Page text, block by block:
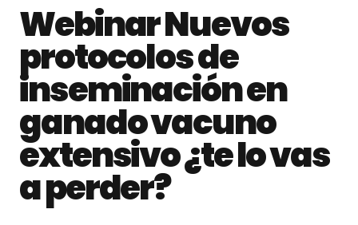
Webinar Nuevos
protocolos de
inseminación en
ganado vacuno
extensivo ¿te lo vas
a perder?